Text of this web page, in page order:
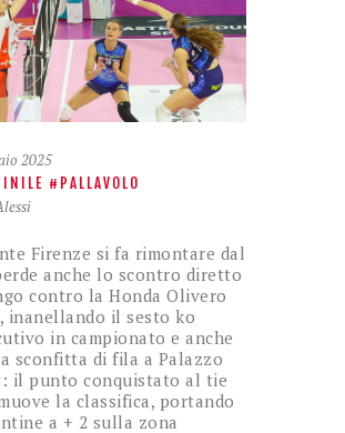
2025
PALLAVOLO
Firenze si fa rimontare dal
anche lo scontro diretto
contro la Honda Olivero
inanellando il sesto ko
in campionato e anche
sconfitta di fila a Palazzo
il punto conquistato al tie
la classifica, portando
a + 2 sulla zona